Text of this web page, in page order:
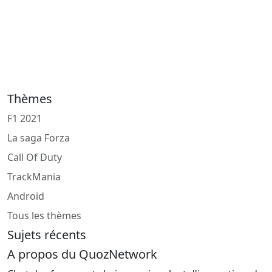
Thèmes
F1 2021
La saga Forza
Call Of Duty
TrackMania
Android
Tous les thèmes
Sujets récents
A propos du QuozNetwork